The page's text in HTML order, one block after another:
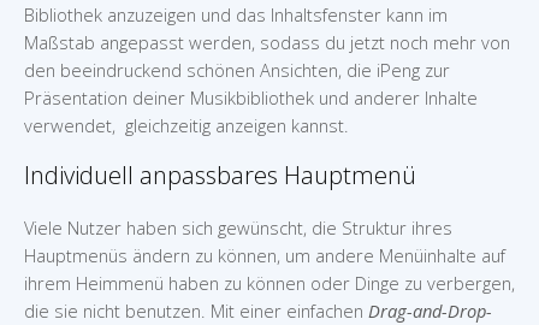
Bibliothek anzuzeigen und das Inhaltsfenster kann im
Maßstab angepasst werden, sodass du jetzt noch mehr von
den beeindruckend schönen Ansichten, die iPeng zur
Präsentation deiner Musikbibliothek und anderer Inhalte
verwendet, gleichzeitig anzeigen kannst.
Individuell anpassbares Hauptmenü
Viele Nutzer haben sich gewünscht, die Struktur ihres
Hauptmenüs ändern zu können, um andere Menüinhalte auf
ihrem Heimmenü haben zu können oder Dinge zu verbergen,
die sie nicht benutzen. Mit einer einfachen Drag-and-Drop-